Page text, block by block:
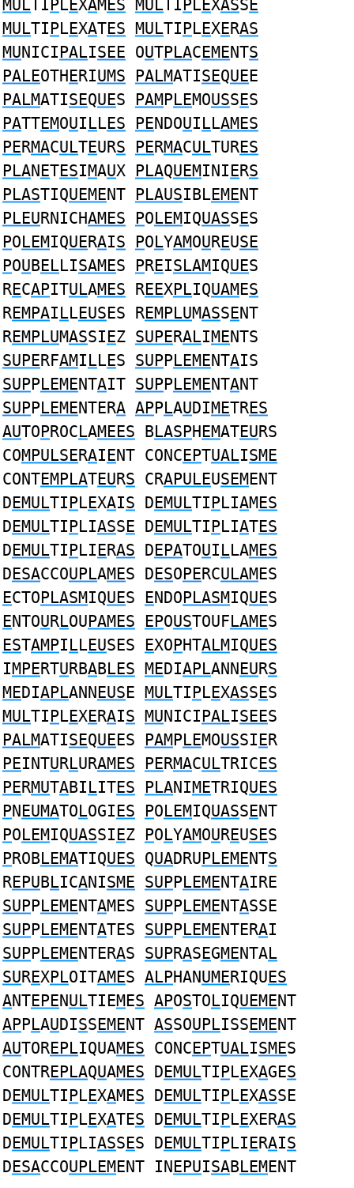
MUL TI PLEXAM ES MUL TI PLEXASSE
MULTIPLEXATES MULTIPLEXERAS
MUNICIPALISEE OUTPLACEMENTS
PALEOTHERIUMS PALMATISEQUEE
PALMATISEQUES PAMPLEMOUSSES
PATTEMOUILLES PENDOUILLAMES
PERMACULTEURS PERMACULTURES
PLANETESIMAUX PLAQUEMINIERS
PLASTIQUEMENT PLAUSIBLEMENT
PLEURNICHAMES POLEMIQUASSES
POLEMIQUERAIS POLYAMOUREUSE
POUBELLISAMES PREISLAMIQUES
RECAPITULAMES REEXPLIQUAMES
REMPAILLEUSES REMPLUMASSENT
REMPLUMASSIEZ SUPERALIMENTS
SUPERFAMILLES SUPPLEMENTAIS
SUPPLEMENTAIT SUPPLEMENTANT
SUPPLEMENTERA APPLAUDIMETRES
AUTOPROCLAMEES BLASPHEMATEURS
COMPULSERAIENT CONCEPTUALISME
CONTEMPLATEURS CRAPULEUSEMENT
DEMULTIPLEXAIS DEMULTIPLIAMES
DEMULTIPLIASSE DEMULTIPLIATES
DEMULTIPLIERAS DEPATOUILLAMES
DESACCOUPLAMES DESOPERCULAMES
ECTOPLASMIQUES ENDOPLASMIQUES
ENTOURLOUPAMES EPOUSTOUFLAMES
ESTAMPILLEUSES EXOPHTALMIQUES
IMPERTURBABLES MEDIAPLANNEURS
MEDIAPLANNEUSE MULTIPLEXASSES
MULTIPLEXERAIS MUNICIPALISEES
PALMATISEQUEES PAMPLEMOUSSIER
PEINTURLURAMES PERMACULTRICES
PERMUTABILITES PLANIMETRIQUES
PNEUMATOLOGIES POLEMIQUASSENT
POLEMIQUASSIEZ POLYAMOUREUSES
PROBLEMATIQUES QUADRUPLEMENTS
REPUBLICANISME SUPPLEMENTAIRE
SUPPLEMENTAMES SUPPLEMENTASSE
SUPPLEMENTATES SUPPLEMENTERAI
SUPPLEMENTERAS SUPRASEGMENTAL
SUREXPLOITAMES ALPHANUMERIQUES
ANTEPENULTIEMES APOSTOLIQUEMENT
APPLAUDISSEMENT ASSOUPLISSEMENT
AUTOREPLIQUAMES CONCEPTUALISMES
CONTREPLAQUAMES DEMULTIPLEXAGES
DEMULTIPLEXAMES DEMULTIPLEXASSE
DEMULTIPLEXATES DEMULTIPLEXERAS
DEMULTIPLIASSES DEMULTIPLIERAIS
DESACCOUPLEMENT INEPUISABLEMENT